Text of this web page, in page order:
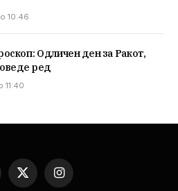
10:46
Одличен ден за Ракот,
ред
11:40
X
Instagram